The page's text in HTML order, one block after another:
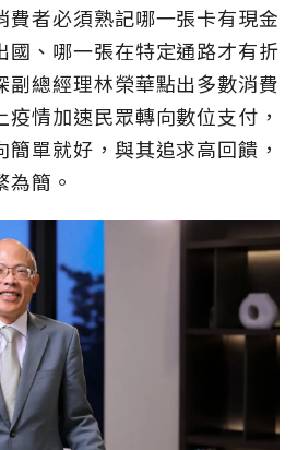
費者必須熟記哪一張卡有現金
國、哪一張在特定通路才有折
副總經理林榮華點出多數消費
情加速民眾轉向數位支付，
單就好，與其追求高回饋，
簡。